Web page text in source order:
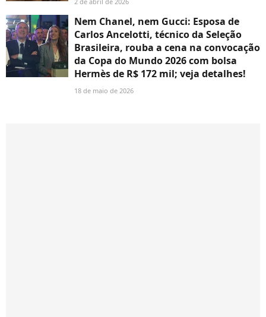
Nem Chanel, nem Gucci: Esposa de
Carlos Ancelotti, técnico da Seleção
Brasileira, rouba a cena na convocação
da Copa do Mundo 2026 com bolsa
Hermès de R$ 172 mil; veja detalhes!
18 de maio de 2026